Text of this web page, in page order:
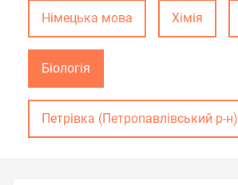
Німецька мова Хімія
Біологія
Петрівка (Петропавлівський р-н)